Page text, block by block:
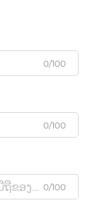
0/100
0/100
0/100